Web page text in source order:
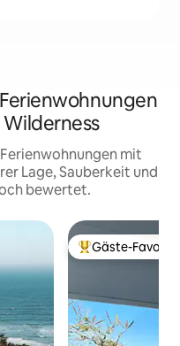
mit
Lage, Sauberkeit und
bewertet.
Beliebter Gäste-
Gäste-Favorit